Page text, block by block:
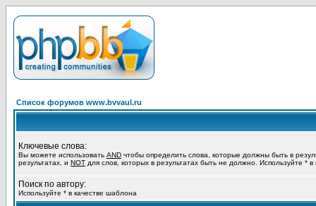
Список форумов www.bvvaul.ru
Ключевые слова:
Вы можете использовать AND чтобы определить слова, которые должны быть в
результатах, и NOT для слов, которых в результатах быть не должно. Используйте *
Поиск по автору:
Используйте * в качестве шаблона